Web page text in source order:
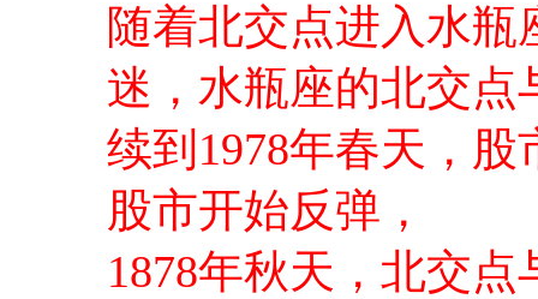
随着北交点进入水瓶
迷，水瓶座的北交点
续到1978年春天，
股市开始反弹，
1878年秋天，北交